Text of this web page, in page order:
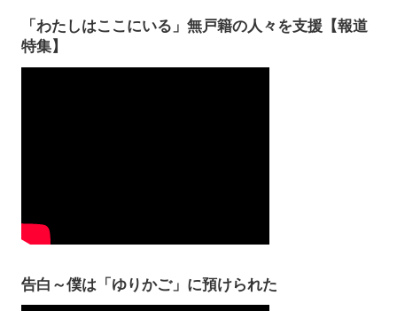
「わたしはここにいる」無戸籍の人々を支援【報道
特集】
告白～僕は「ゆりかご」に預けられた